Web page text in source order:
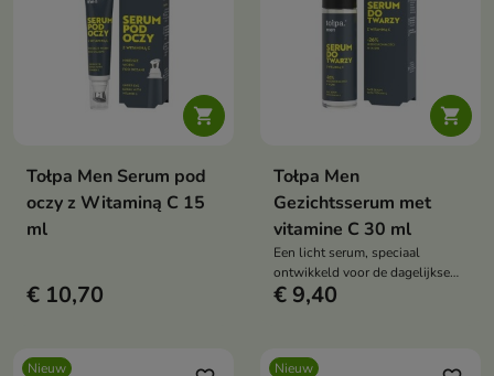

Tołpa Men Serum pod
oczy z Witaminą C 15
ml
€ 10,70

Tołpa Men
Gezichtsserum met
vitamine C 30 ml
Een licht serum, speciaal
ontwikkeld voor de dagelijkse
verzorging van de mannenhuid.
€ 9,40
Nieuw Nieuw